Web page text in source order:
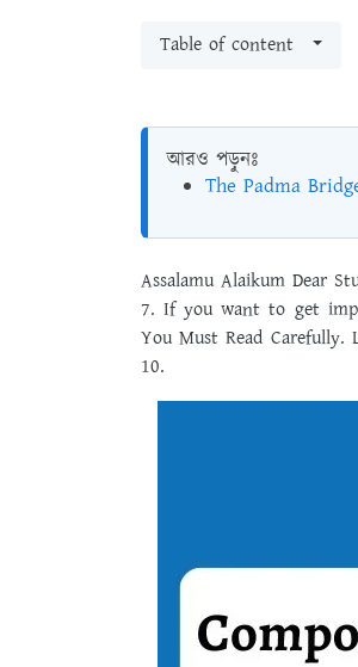
Table of content
আরও পড়ুনঃ
The Padma
Assalamu Alaikum Dear
7. If you want to get
You Must Read
10.